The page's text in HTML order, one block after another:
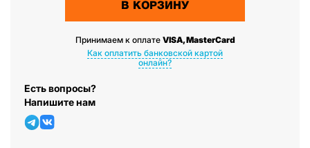
В КОРЗИНУ
Принимаем к оплате VISA, MasterCard
Как оплатить банковской картой
онлайн?
Есть вопросы?
Напишите нам